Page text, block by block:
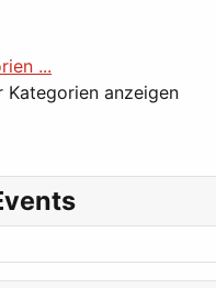
...
Kategorien anzeigen